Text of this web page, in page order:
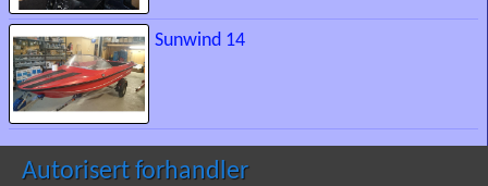
Sunwind 14
Autorisert forhandler